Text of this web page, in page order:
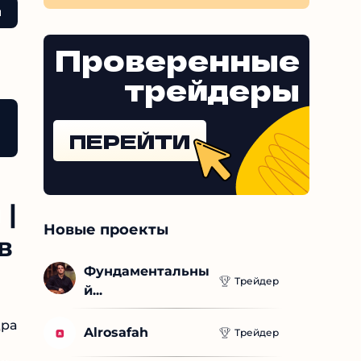
–
Золотые Связки от инвесторов Выводы
Проверенные
трейдеры
ПЕРЕЙТИ
Новые проекты
Фундаментальны
й...
Трейдер
Alrosafah Трейдер